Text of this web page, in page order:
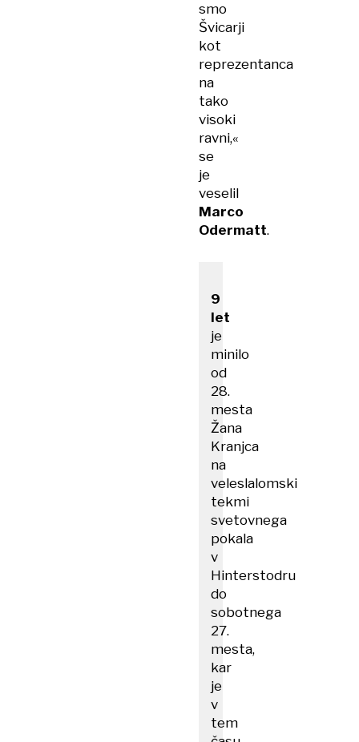
smo
Švicarji
kot
reprezentanca
na
tako
visoki
ravni,«
se
je
veselil
Marco
Odermatt.
9 ​
let
je
minilo
od
28.
mesta
Žana
Kranjca
na
veleslalomski
tekmi
svetovnega
pokala
v
Hinterstodru
do
sobotnega
27.
mesta,
kar
je
v
tem